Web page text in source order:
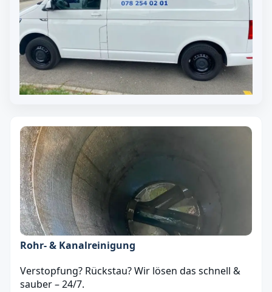
Rohr- & Kanalreinigung
Verstopfung? Rückstau? Wir lösen das schnell &
sauber – 24/7.